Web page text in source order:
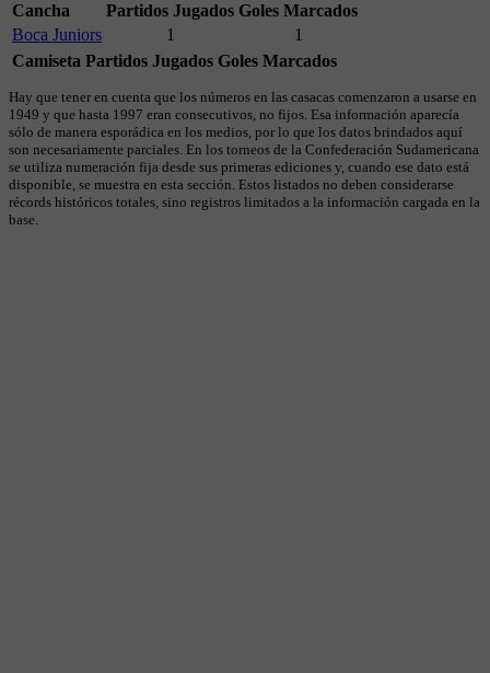
Cancha
Partidos Jugados Goles Marcados
Boca Juniors
1
1
Camiseta Partidos Jugados Goles Marcados
Hay que tener en cuenta que los números en las casacas comenzaron a usarse en
1949 y que hasta 1997 eran consecutivos, no fijos. Esa información aparecía
sólo de manera esporádica en los medios, por lo que los datos brindados aquí
son necesariamente parciales. En los torneos de la Confederación Sudamericana
se utiliza numeración fija desde sus primeras ediciones y, cuando ese dato está
disponible, se muestra en esta sección. Estos listados no deben considerarse
récords históricos totales, sino registros limitados a la información cargada en la
base.